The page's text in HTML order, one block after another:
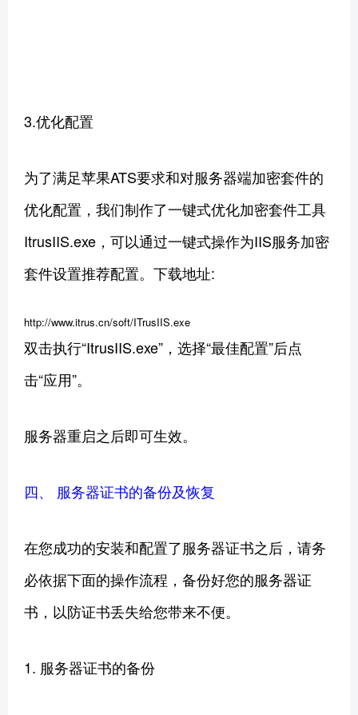
3.优化配置
为了满足苹果ATS要求和对服务器端加密套件的
优化配置，我们制作了一键式优化加密套件工具
ItrusIIS.exe，可以通过一键式操作为IIS服务加密
套件设置推荐配置。下载地址:
http://www.itrus.cn/soft/ITrusIIS.exe
双击执行“ItrusIIS.exe”，选择“最佳配置”后点
击“应用”。
服务器重启之后即可生效。
四、 服务器证书的备份及恢复
在您成功的安装和配置了服务器证书之后，请务
必依据下面的操作流程，备份好您的服务器证
书，以防证书丢失给您带来不便。
1. 服务器证书的备份